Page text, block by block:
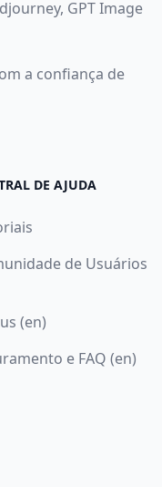
GPT Image
a confiança de
DE AJUDA
de Usuários
(en)
e FAQ (en)